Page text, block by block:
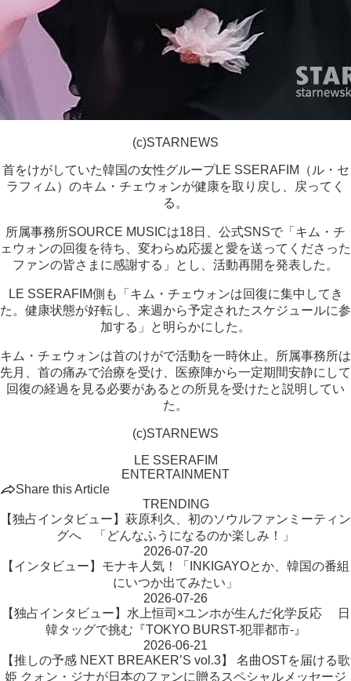
(c)STARNEWS
首をけがしていた韓国の女性グループLE SSERAFIM（ル・セ
ラフィム）のキム・チェウォンが健康を取り戻し、戻ってく
る。
所属事務所SOURCE MUSICは18日、公式SNSで「キム・チ
ェウォンの回復を待ち、変わらぬ応援と愛を送ってくださった
ファンの皆さまに感謝する」とし、活動再開を発表した。
LE SSERAFIM側も「キム・チェウォンは回復に集中してき
た。健康状態が好転し、来週から予定されたスケジュールに参
加する」と明らかにした。
キム・チェウォンは首のけがで活動を一時休止。所属事務所は
先月、首の痛みで治療を受け、医療陣から一定期間安静にして
回復の経過を見る必要があるとの所見を受けたと説明してい
た。
(c)STARNEWS
LE SSERAFIM
ENTERTAINMENT
Share this Article
TRENDING
【独占インタビュー】萩原利久、初のソウルファンミーティン
グへ 「どんなふうになるのか楽しみ！」
2026-07-20
【インタビュー】モナキ人気！「INKIGAYOとか、韓国の番組
にいつか出てみたい」
2026-07-26
【独占インタビュー】水上恒司×ユンホが生んだ化学反応 日
韓タッグで挑む『TOKYO BURST-犯罪都市-』
2026-06-21
【推しの予感 NEXT BREAKER’S vol.3】 名曲OSTを届ける歌
姫 クォン・ジナが日本のファンに贈るスペシャルメッセージ